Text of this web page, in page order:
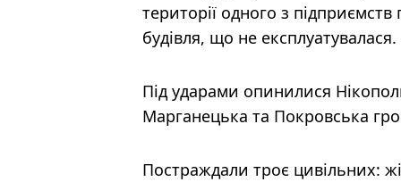
території одного з
будівля, що не експлуатувалася.
Під ударами опинилися
Марганецька та Покровська
Постраждали троє цивільних: